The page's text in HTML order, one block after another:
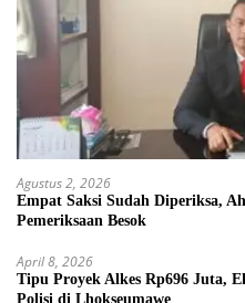
Agustus 2, 2026
Empat Saksi Sudah Diperiksa,
Pemeriksaan Besok
April 8, 2026
Tipu Proyek Alkes Rp696 Juta,
Polisi di Lhokseumawe